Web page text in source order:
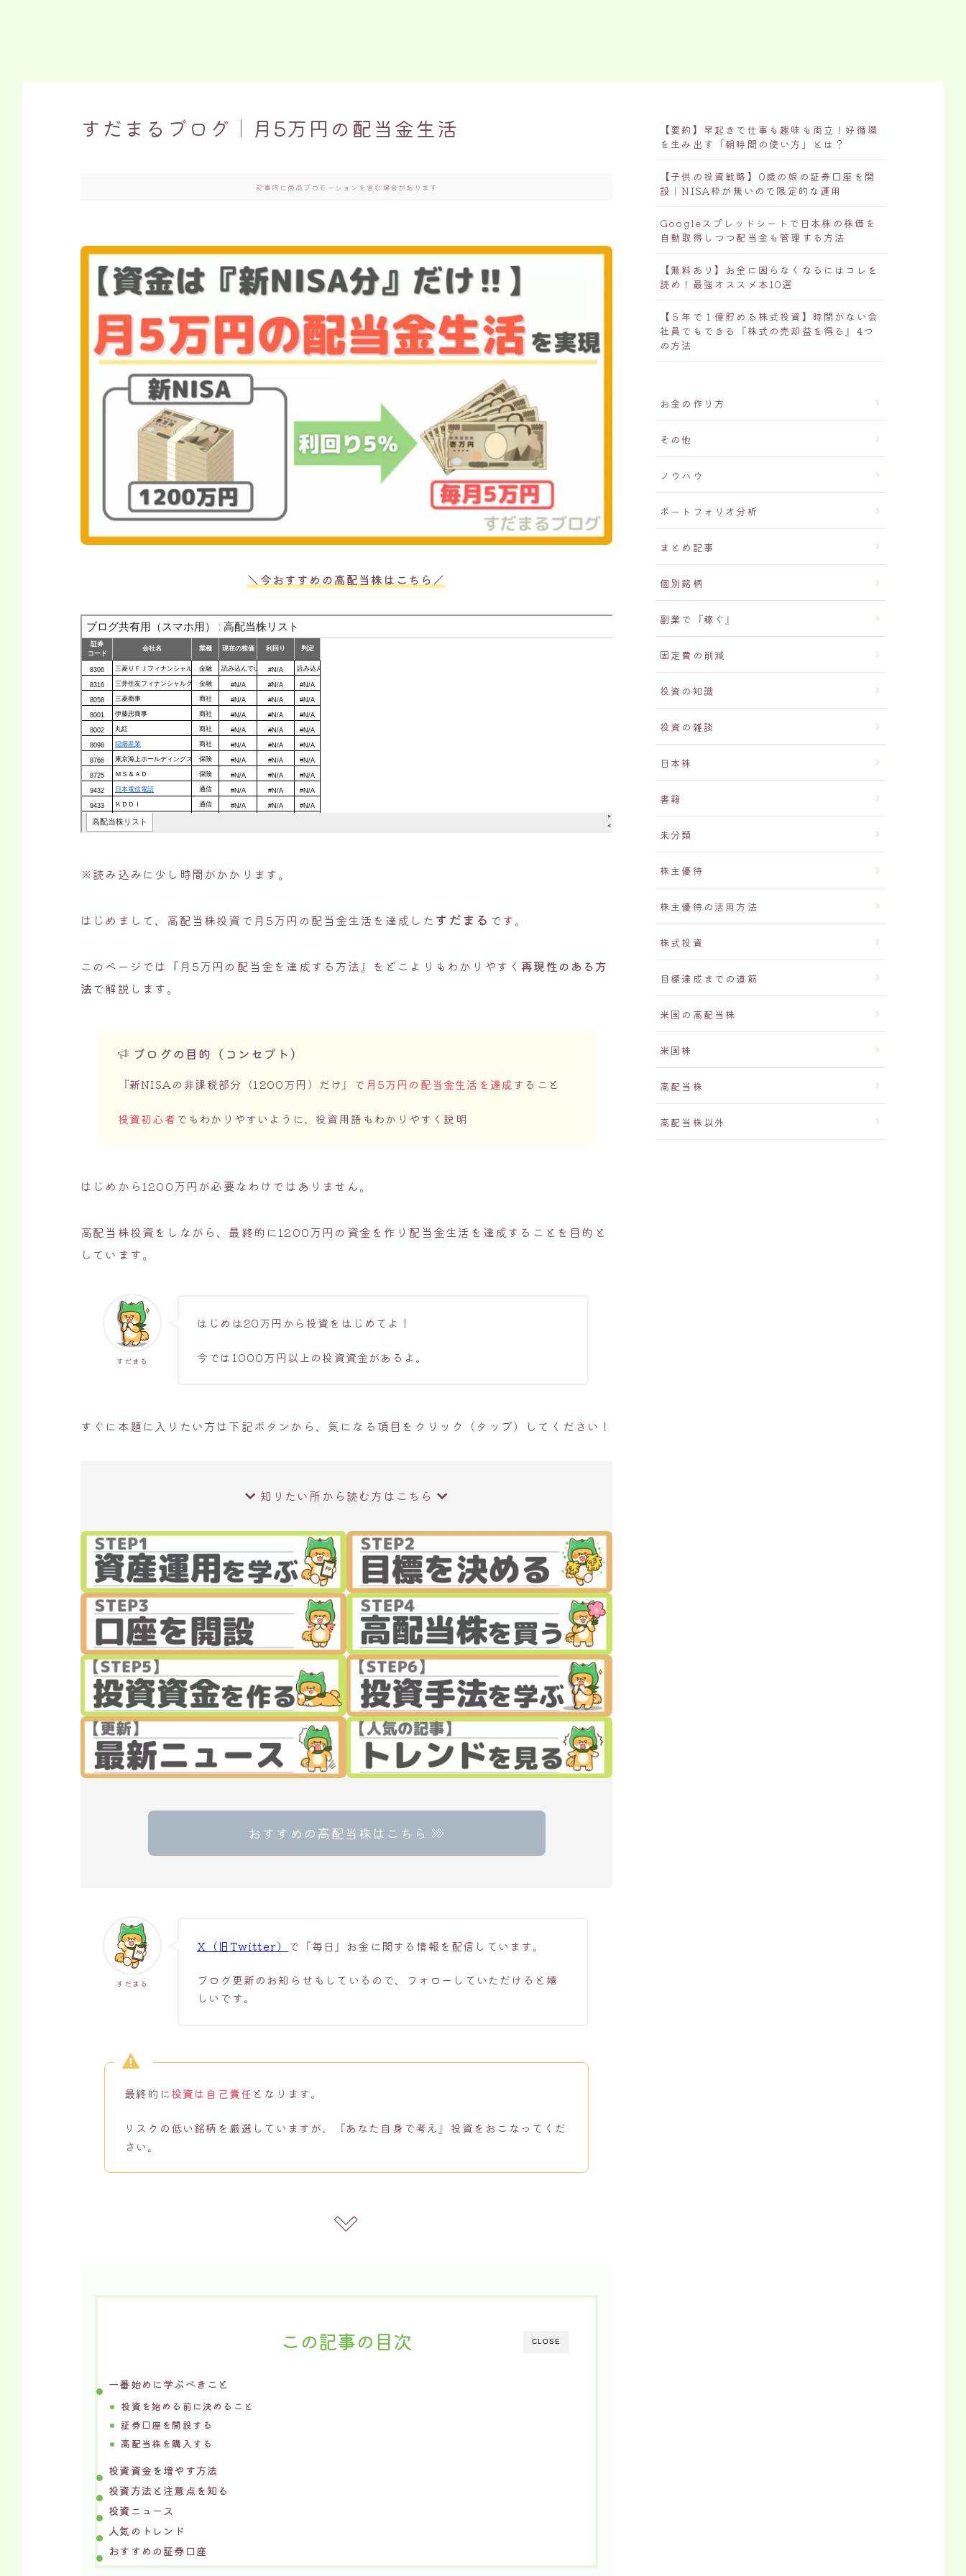
すだまるブログ｜月5万円の配当金生活
記事内に商品プロモーションを含む場合があります
＼今おすすめの高配当株はこちら／
※読み込みに少し時間がかかります。
はじめまして、高配当株投資で月5万円の配当金生活を達成した すだまる です。
このページでは『月5万円の配当金を達成する方法』をどこよりもわかりやすく 再現性のある方
法で解説します。
ブログの目的（コンセプト）
『新NISAの非課税部分（1200万円）だけ』で 月5万円の配当金生活を達成すること
投資初心者でもわかりやすいように、投資用語もわかりやすく説明
はじめから1200万円が必要なわけではありません。
高配当株投資をしながら、最終的に1200万円の資金を作り配当金生活を達成することを目的と
しています。
すだまる
はじめは20万円から投資をはじめてよ！
今では1000万円以上の投資資金があるよ。
すぐに本題に入りたい方は下記ボタンから、気になる項目をクリック（タップ）してください！
知りたい所から読む方はこちら
おすすめの高配当株はこちら
すだまる
X（旧Twitter） で『毎日』お金に関する情報を配信しています。
ブログ更新のお知らせもしているので、フォローしていただけると嬉
しいです。
最終的に投資は自己責任 となります。
リスクの低い銘柄を厳選していますが、『あなた自身で考え』投資をおこなってくだ
さい。
CLOSE
この記事の目次
一番始めに学ぶべきこと
投資を始める前に決めること
証券口座を開設する
高配当株を購入する
投資資金を増やす方法
投資方法と注意点を知る
投資ニュース
人気のトレンド
おすすめの証券口座
【要約】早起きで仕事も趣味も両立！好循環
を生み出す「朝時間の使い方」とは？
【子供の投資戦略】0歳の娘の証券口座を開
設｜NISA枠が無いので限定的な運用
Googleスプレッドシートで日本株の株価を
自動取得しつつ配当金も管理する方法
【無料あり】お金に困らなくなるにはコレを
読め！最強オススメ本10選
【５年で１億貯める株式投資】時間がない会
社員でもできる『株式の売却益を得る』4つ
の方法
お金の作り方
その他
ノウハウ
ポートフォリオ分析
まとめ記事
個別銘柄
副業で『稼ぐ』
固定費の削減
投資の知識
投資の雑談
日本株
書籍
未分類
株主優待
株主優待の活用方法
株式投資
目標達成までの道筋
米国の高配当株
米国株
高配当株
高配当株以外